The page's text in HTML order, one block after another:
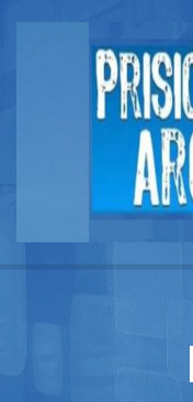
Buscador
Documentos